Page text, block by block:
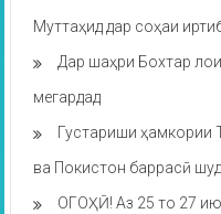
Муттаҳид дар соҳаи
Дар шаҳри Бохтар
мегардад
Густариши ҳамкории
ва Покистон баррасӣ шуд
ОГОҲӢ! Аз 25 то 27